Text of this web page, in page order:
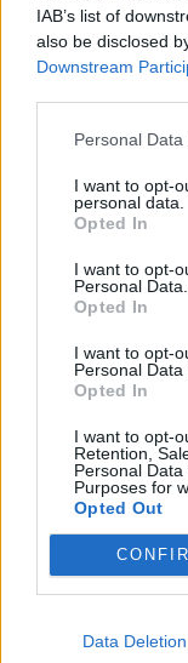
IAB’s list of
also be disclosed
Downstream
Personal
I want to opt-
personal data.
Opted In
I want to opt-
Personal Data.
Opted In
I want to opt-
Personal Data
Opted In
I want to opt-
Retention,
Personal
Purposes for
Opted Out
Data Deletion
PARIGI 2024
"Lui ha vinto
algerina
10/08/2024
La bordata
"Qual è la
08/08/2024
OLIMPIADI
Khelif
combatterà
07/08/2024
“Circo